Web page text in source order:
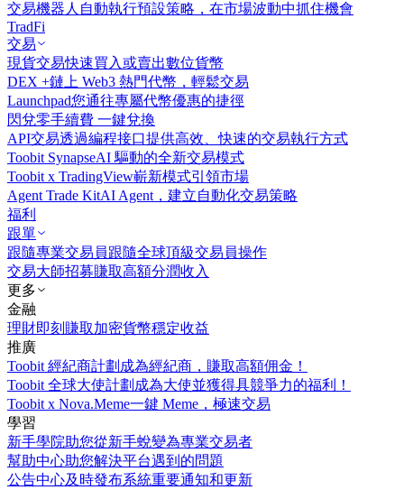
交易機器人 自動執行預設策略，在市場波動中抓住機會
TradFi
交易
現貨交易快速買入或賣出數位貨幣
DEX +鏈上 Web3 熱門代幣，輕鬆交易
Launchpad您通往專屬代幣優惠的捷徑
閃兌零手續費 一鍵兌換
API交易透過編程接口提供高效、快速的交易執行方式
Toobit SynapseAI 驅動的全新交易模式
Toobit x TradingView嶄新模式引領市場
Agent Trade KitAI Agent，建立自動化交易策略
福利
跟單
跟隨專業交易員跟隨全球頂級交易員操作
交易大師招募賺取高額分潤收入
更多
金融
理財即刻賺取加密貨幣穩定收益
推廣
Toobit 經紀商計劃 成為經紀商，賺取高額佣金！
Toobit 全球大使計劃 成為大使並獲得具競爭力的福利！
Toobit x Nova.Meme一鍵 Meme，極速交易
學習
新手學院助您從新手蛻變為專業交易者
幫助中心助您解決平台遇到的問題
公告中心及時發布系統重要通知和更新